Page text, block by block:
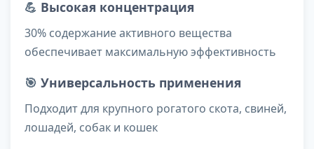
💪 Высокая концентрация
30% содержание активного вещества
обеспечивает максимальную эффективность
🎯 Универсальность применения
Подходит для крупного рогатого скота, свиней,
лошадей, собак и кошек